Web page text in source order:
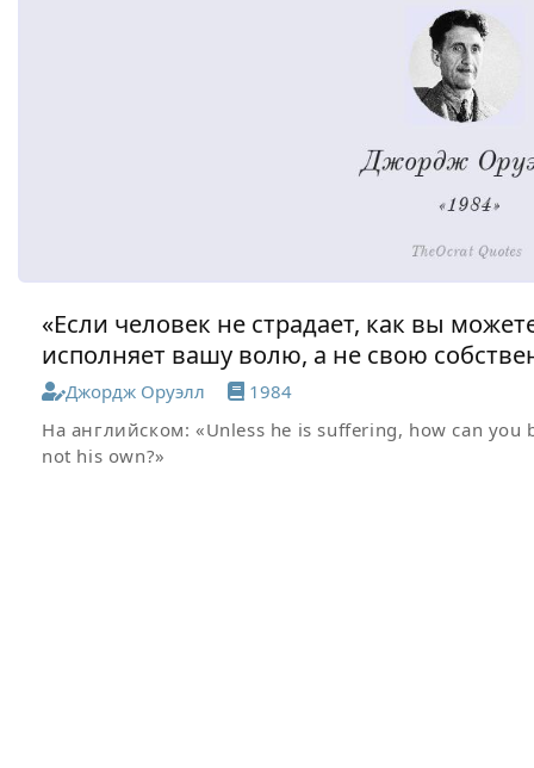
«Если человек не страдает, как вы
исполняет вашу волю, а не свою
Джордж Оруэлл
1984
На английском: «Unless he is suffering, how can
not his own?»